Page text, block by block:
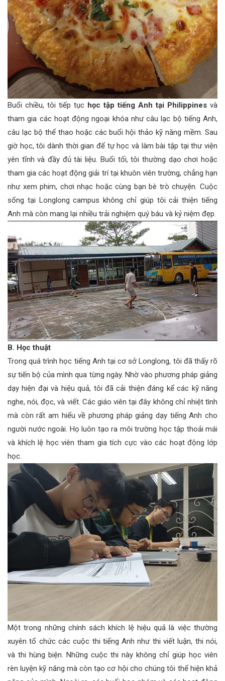
Buổi chiều, tôi tiếp tục học tập tiếng Anh tại Philippines và
tham gia các hoạt động ngoại khóa như câu lạc bộ tiếng Anh,
câu lạc bộ thể thao hoặc các buổi hội thảo kỹ năng mềm. Sau
giờ học, tôi dành thời gian để tự học và làm bài tập tại thư viện
yên tĩnh và đầy đủ tài liệu. Buổi tối, tôi thường dạo chơi hoặc
tham gia các hoạt động giải trí tại khuôn viên trường, chẳng hạn
như xem phim, chơi nhạc hoặc cùng bạn bè trò chuyện. Cuộc
sống tại Longlong campus không chỉ giúp tôi cải thiện tiếng
Anh mà còn mang lại nhiều trải nghiệm quý báu và kỷ niệm đẹp.
B. Học thuật
Trong quá trình học tiếng Anh tại cơ sở Longlong, tôi đã thấy rõ
sự tiến bộ của mình qua từng ngày. Nhờ vào phương pháp giảng
dạy hiện đại và hiệu quả, tôi đã cải thiện đáng kể các kỹ năng
nghe, nói, đọc, và viết. Các giáo viên tại đây không chỉ nhiệt tình
mà còn rất am hiểu về phương pháp giảng dạy tiếng Anh cho
người nước ngoài. Họ luôn tạo ra môi trường học tập thoải mái
và khích lệ học viên tham gia tích cực vào các hoạt động lớp
học.
Một trong những chính sách khích lệ hiệu quả là việc thường
xuyên tổ chức các cuộc thi tiếng Anh như thi viết luận, thi nói,
và thi hùng biện. Những cuộc thi này không chỉ giúp học viên
rèn luyện kỹ năng mà còn tạo cơ hội cho chúng tôi thể hiện khả